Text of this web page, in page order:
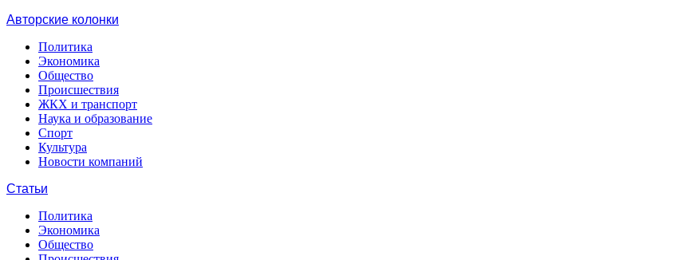
Авторские колонки
Политика
Экономика
Общество
Происшествия
ЖКХ и транспорт
Наука и образование
Спорт
Культура
Новости компаний
Статьи
Политика
Экономика
Общество